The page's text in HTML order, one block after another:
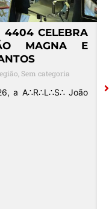
4404 CELEBRA
MAGNA E
, Sem categoria
a A∴R∴L∴S∴ João